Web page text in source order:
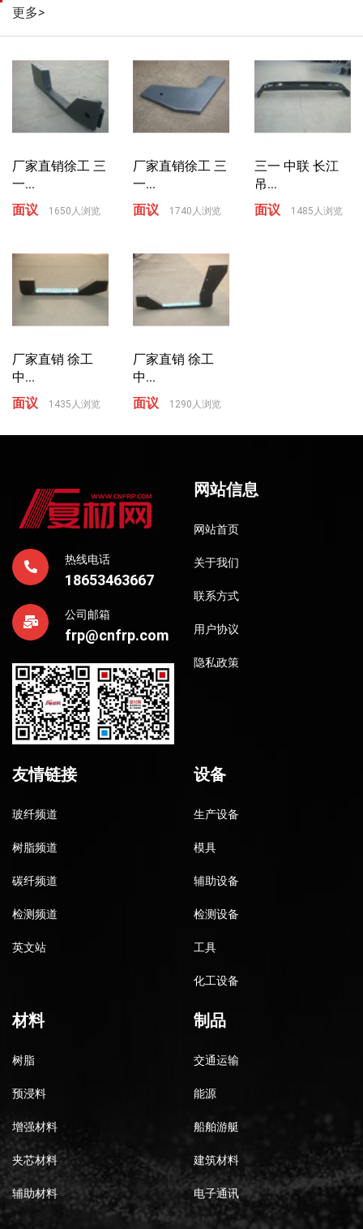
更多>
厂家直销徐工 三
一...
面议
1650人浏览
厂家直销徐工 三
一...
面议
1740人浏览
三一 中联 长江
吊...
面议
1485人浏览
厂家直销 徐工
中...
面议
1435人浏览
厂家直销 徐工
中...
面议
1290人浏览
热线电话
18653463667
公司邮箱
frp@cnfrp.com
网站信息
网站首页
关于我们
联系方式
用户协议
隐私政策
友情链接
玻纤频道
树脂频道
碳纤频道
检测频道
英文站
设备
生产设备
模具
辅助设备
检测设备
工具
化工设备
材料
树脂
预浸料
增强材料
夹芯材料
辅助材料
制品
交通运输
能源
船舶游艇
建筑材料
电子通讯